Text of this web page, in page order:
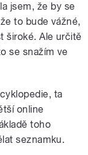
jsem, že by se
to bude vážné,
široké. Ale určitě
se snažím ve
ta
online
toho
seznamku.